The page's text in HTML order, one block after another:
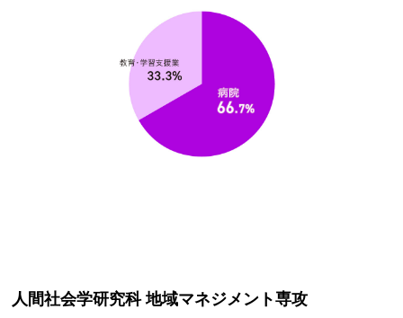
人間社会学研究科 地域マネジメント専攻